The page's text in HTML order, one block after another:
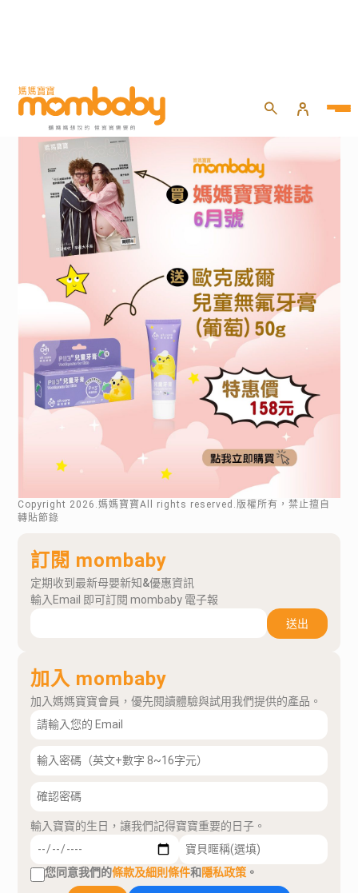
Copyright 2026 .媽媽寶寶All rights reserved.版權所有，禁止擅自
轉貼節錄
訂閱 mombaby
定期收到最新母嬰新知&優惠資訊
輸入Email 即可訂閱 mombaby 電子報
送出
加入 mombaby
加入媽媽寶寶會員，優先閱讀體驗與試用我們提供的產品。
輸入寶寶的生日，讓我們記得寶寶重要的日子。
您同意我們的條款及細則條件和隱私政策 。